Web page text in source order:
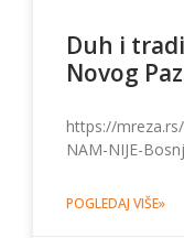
Duh i
Novog
https://
NAM-NIJE-
POGLEDAJ VIŠE»